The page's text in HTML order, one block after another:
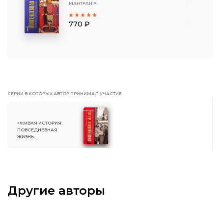
МАНТРАН Р.
770 ₽
СЕРИИ В КОТОРЫХ АВТОР ПРИНИМАЛ УЧАСТИЕ
«ЖИВАЯ ИСТОРИЯ:
ПОВСЕДНЕВНАЯ
ЖИЗНЬ
Другие авторы